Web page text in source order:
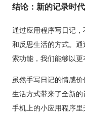
结论：新的记录时代
通过应用程序写日记
和反思生活的方式。
索功能，我们能够以更
虽然手写日记的情感
生活方式带来了全新
手机上的小应用程序